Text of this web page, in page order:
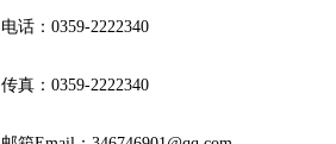
电话：0359-2222340
传真 ：0359-2222340